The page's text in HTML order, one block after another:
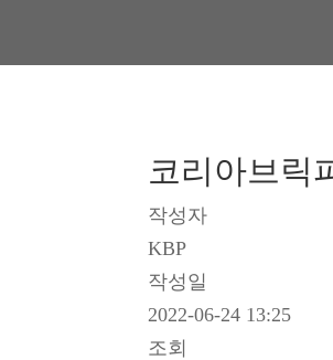
코리아브릭
작성자
KBP
작성일
2022-06-24 13:25
조회